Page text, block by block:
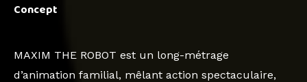
Concept
MAXIM THE ROBOT est un long-métrage
d’animation familial, mêlant action spectaculaire,